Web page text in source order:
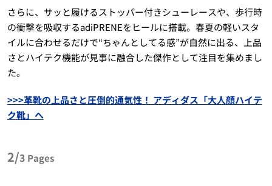
さらに、サッと履けるストッパー付きシューレースや、歩行時
の衝撃を吸収するadiPRENEをヒールに搭載。春夏の軽いスタ
イルに合わせるだけで“ちゃんとしてる感”が自然に出る、上品
さとハイテク機能が見事に融合した傑作として注目を集めまし
た。
>>>革靴の上品さと圧倒的通気性！ アディダス「大人顔ハイテ
ク靴」へ
2/3 Pages